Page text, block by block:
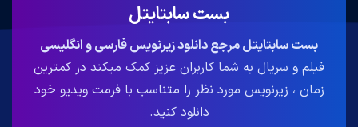
بست سابتایتل
بست سابتایتل مرجع دانلود زیرنویس فارسی و انگلیسی
فیلم و سریال به شما کاربران عزیز کمک میکند در کمترین
زمان ، زیرنویس مورد نظر را متناسب با فرمت ویدیو خود
دانلود کنید.